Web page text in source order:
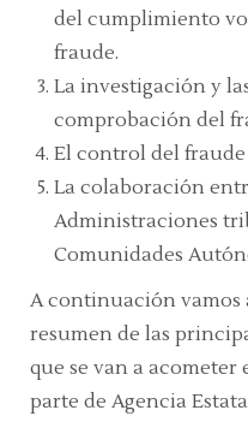
del cumplimiento
fraude.
La investigación y
comprobación del
El control del
La colaboración
Administraciones
Comunidades
A continuación vamos
resumen de las
que se van a acometer
parte de Agencia